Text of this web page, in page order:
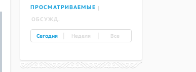
ПРОСМАТРИВАЕМЫЕ
ОБСУЖД.
Сегодня Неделя Все